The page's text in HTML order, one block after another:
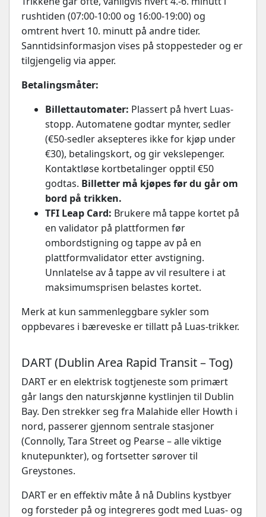
rushtiden (07:00-10:00 og 16:00-19:00) og
omtrent hvert 10. minutt på andre tider.
Sanntidsinformasjon vises på stoppesteder og er
tilgjengelig via apper.
Betalingsmåter:
Billettautomater: Plassert på hvert Luas-
stopp. Automatene godtar mynter, sedler
(€50-sedler aksepteres ikke for kjøp under
€30), betalingskort, og gir vekslepenger.
Kontaktløse kortbetalinger opptil €50
godtas. Billetter må kjøpes før du går om
bord på trikken.
TFI Leap Card: Brukere må tappe kortet på
en validator på plattformen før
ombordstigning og tappe av på en
plattformvalidator etter avstigning.
Unnlatelse av å tappe av vil resultere i at
maksimumsprisen belastes kortet.
Merk at kun sammenleggbare sykler som
oppbevares i bæreveske er tillatt på Luas-trikker.
DART (Dublin Area Rapid Transit – Tog)
DART er en elektrisk togtjeneste som primært
går langs den naturskjønne kystlinjen til Dublin
Bay. Den strekker seg fra Malahide eller Howth i
nord, passerer gjennom sentrale stasjoner
(Connolly, Tara Street og Pearse – alle viktige
knutepunkter), og fortsetter sørover til
Greystones.
DART er en effektiv måte å nå Dublins kystbyer
og forsteder på og integreres godt med Luas- og